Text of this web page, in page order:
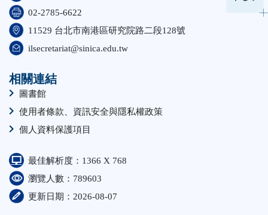
02-2785-6622
11529 台北市南港區研究院路二段128號
ilsecretariat@sinica.edu.tw
相關連結
圖書館
使用者條款、資訊安全與隱私權政策
個人資料保護項目
最佳解析度：1366 X 768
瀏覽人數：789603
更新日期：2026-08-07